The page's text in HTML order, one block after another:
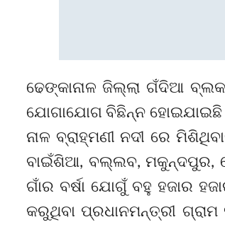
ଢେଙ୍କାନାଳ ଜିଲ୍ଲା ଗଁଦିଆ
ଯୋଗାଯୋଗ ବିଛିନ୍ନ ହୋଇଯାଇଛି
ନାଳ ବ୍ରାହ୍ମଣୀ ନଦୀ ରେ
ବାଇଁଶିଆ, ବଲ୍ଲବ, ମକୁନ୍ଦପୁର,
ଗାଁର ବର୍ଷା ଯୋଗୁଁ ବହୁ ହଜାର
କରୁଥିବା ପ୍ରଧାନମନ୍ତ୍ରୀ